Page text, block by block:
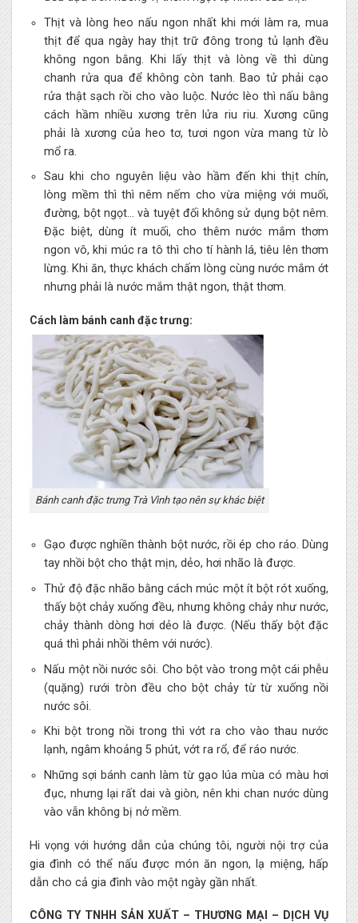
Thịt và lòng heo nấu ngon nhất khi mới làm ra, mua
thịt để qua ngày hay thịt trữ đông trong tủ lạnh đều
không ngon bằng. Khi lấy thịt và lòng về thì dùng
chanh rửa qua để không còn tanh. Bao tử phải cạo
rửa thật sạch rồi cho vào luộc. Nước lèo thì nấu bằng
cách hầm nhiều xương trên lửa riu riu. Xương cũng
phải là xương của heo tơ, tươi ngon vừa mang từ lò
mổ ra.
Sau khi cho nguyên liệu vào hầm đến khi thịt chín,
lòng mềm thì thì nêm nếm cho vừa miệng với muối,
đường, bột ngọt… và tuyệt đối không sử dụng bột nêm.
Đặc biệt, dùng ít muối, cho thêm nước mắm thơm
ngon vô, khi múc ra tô thì cho tí hành lá, tiêu lên thơm
lừng. Khi ăn, thực khách chấm lòng cùng nước mắm ớt
nhưng phải là nước mắm thật ngon, thật thơm.
Cách làm bánh canh đặc trưng:
Bánh canh đặc trưng Trà Vình tạo nên sự khác biệt
Gạo được nghiền thành bột nước, rồi ép cho ráo. Dùng
tay nhồi bột cho thật mịn, dẻo, hơi nhão là được.
Thử độ đặc nhão bằng cách múc một ít bột rót xuống,
thấy bột chảy xuống đều, nhưng không chảy như nước,
chảy thành dòng hơi dẻo là được. (Nếu thấy bột đặc
quá thì phải nhồi thêm với nước).
Nấu một nồi nước sôi. Cho bột vào trong một cái phễu
(quặng) rưới tròn đều cho bột chảy từ từ xuống nồi
nước sôi.
Khi bột trong nồi trong thì vớt ra cho vào thau nước
lạnh, ngâm khoảng 5 phút, vớt ra rổ, để ráo nước.
Những sợi bánh canh làm từ gạo lúa mùa có màu hơi
đục, nhưng lại rất dai và giòn, nên khi chan nước dùng
vào vẫn không bị nở mềm.
Hi vọng với hướng dẫn của chúng tôi, người nội trợ của
gia đình có thể nấu được món ăn ngon, lạ miệng, hấp
dẫn cho cả gia đình vào một ngày gần nhất.
CÔNG TY TNHH SẢN XUẤT – THƯƠNG MẠI – DỊCH VỤ